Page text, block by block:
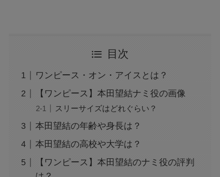
目次
ワンピース・オン・アイスとは？
【ワンピース】本田望結ナミ役の画像
スリーサイズはどれぐらい？
本田望結の年齢や身長は？
本田望結の高校や大学は？
【ワンピース】本田望結のナミ役の評判